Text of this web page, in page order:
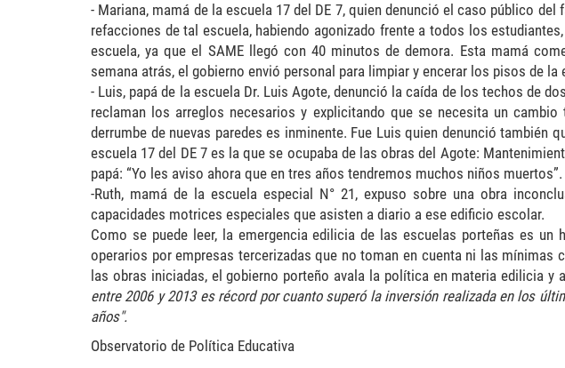
- Mariana, mamá de la escuela 17 del DE 7, quien denunció el caso público
refacciones de tal escuela, habiendo agonizado frente a todos los
escuela, ya que el SAME llegó con 40 minutos de demora. Esta mamá
semana atrás, el gobierno envió personal para limpiar y encerar los pisos de la
- Luis, papá de la escuela Dr. Luis Agote, denunció la caída de los techos de
reclaman los arreglos necesarios y explicitando que se necesita un
derrumbe de nuevas paredes es inminente. Fue Luis quien denunció también
escuela 17 del DE 7 es la que se ocupaba de las obras del Agote:
papá: “Yo les aviso ahora que en tres años tendremos muchos niños muertos”.
-Ruth, mamá de la escuela especial N° 21, expuso sobre una obra
capacidades motrices especiales que asisten a diario a ese edificio escolar.
Como se puede leer, la emergencia edilicia de las escuelas porteñas es
operarios por empresas tercerizadas que no toman en cuenta ni las mínimas
las obras iniciadas, el gobierno porteño avala la política en materia edilicia y
entre 2006 y 2013 es récord por cuanto superó la inversión realizada en los
años".
Observatorio de Política Educativa